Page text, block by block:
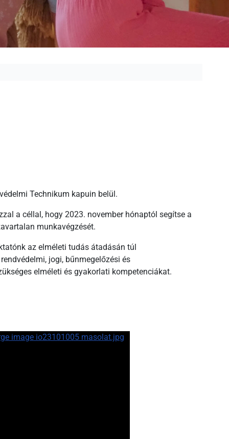
Technikum kapuin belül.
a céllal, hogy 2023. november hónaptól segítse a
munkavégzését.
az elméleti tudás átadásán túl
jogi, bűnmegelőzési és
elméleti és gyakorlati kompetenciákat.